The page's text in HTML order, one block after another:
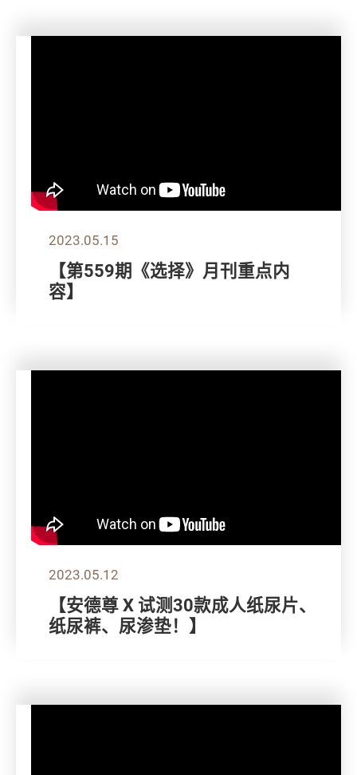
2023.05.15
【第559期《选择》月刊重点内
容】
2023.05.12
【安德尊 X 试测30款成人纸尿片、
纸尿裤、尿渗垫！】